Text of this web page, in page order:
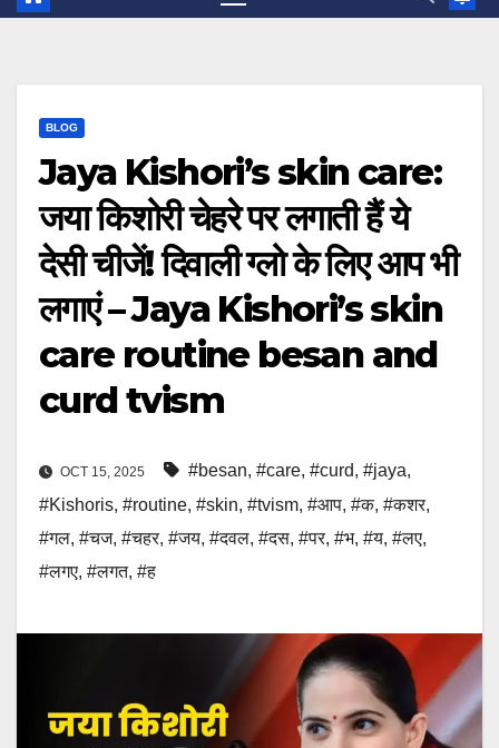
BLOG
Jaya Kishori’s skin care:
जया किशोरी चेहरे पर लगाती हैं ये
देसी चीजें! दिवाली ग्लो के लिए आप भी
लगाएं – Jaya Kishori’s skin
care routine besan and
curd tvism
OCT 15, 2025 #besan, #care, #curd, #jaya,
#Kishoris, #routine, #skin, #tvism, #आप, #क, #कशर,
#गल, #चज, #चहर, #जय, #दवल, #दस, #पर, #भ, #य, #लए,
#लगए, #लगत, #ह